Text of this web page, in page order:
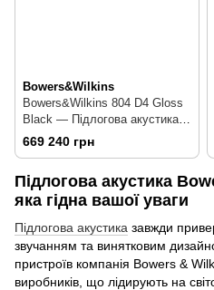
Bowers&Wilkins
Bowers&Wilkins 804 D4 Gloss
Black — Підлогова акустика
50-200 Вт
669 240 грн
Підлогова акустика
яка гідна вашої уваги
Підлогова акустика завжди
звучанням та винятковим
пристроїв компанія Bowers &
виробників, що лідирують на